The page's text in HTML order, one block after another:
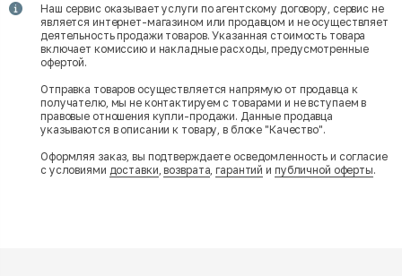
Наш сервис оказывает услуги по агентскому договору, сервис не
является интернет-магазином или продавцом и не осуществляет
деятельность продажи товаров. Указанная стоимость товара
включает комиссию и накладные расходы, предусмотренные
офертой.
Отправка товаров осуществляется напрямую от продавца к
получателю, мы не контактируем с товарами и не вступаем в
правовые отношения купли-продажи. Данные продавца
указываются в описании к товару, в блоке "Качество".
Оформляя заказ, вы подтверждаете осведомленность и согласие
с условиями доставки ,возврата ,гарантий и публичной оферты.